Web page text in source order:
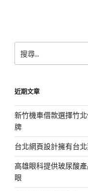
尋
字:
近期文章
新竹機車借款選擇竹
牌
台北網頁設計擁有台
高雄眼科提供玻尿酸
眼